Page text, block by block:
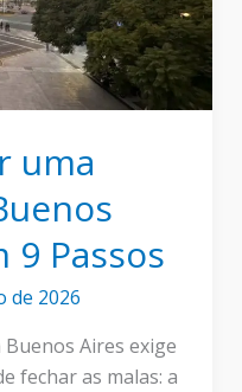
uma
9 Passos
de 2026
Aires exige
fechar as malas: a